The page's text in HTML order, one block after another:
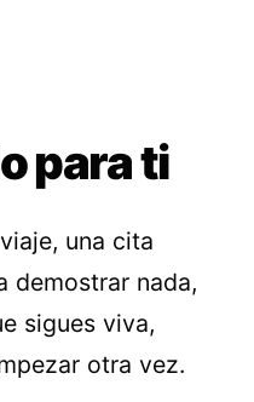
para ti
una cita
demostrar nada,
sigues viva,
otra vez.